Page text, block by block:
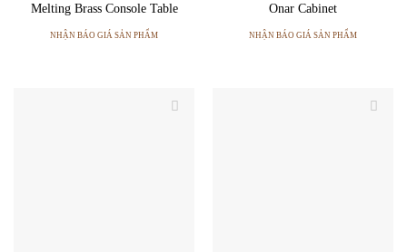
Melting Brass Console Table
NHẬN BÁO GIÁ SẢN PHẨM
Onar Cabinet
NHẬN BÁO GIÁ SẢN PHẨM